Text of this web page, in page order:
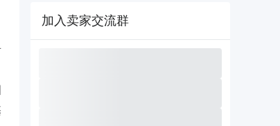
加入卖家交流群